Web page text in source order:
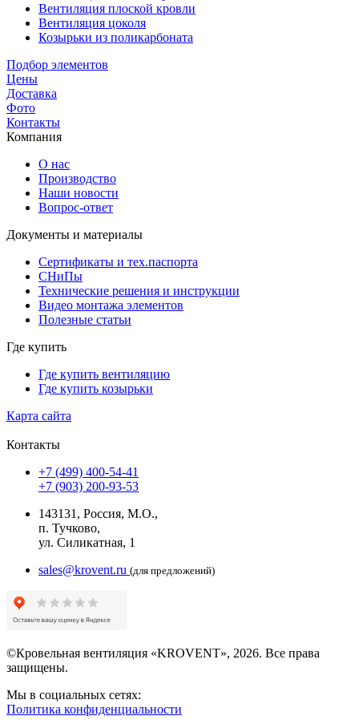
Вентиляция плоской кровли
Вентиляция цоколя
Козырьки из поликарбоната
Подбор элементов
Цены
Доставка
Фото
Контакты
Компания
О нас
Производство
Наши новости
Вопрос-ответ
Документы и материалы
Сертификаты и тех.паспорта
СНиПы
Технические решения и инструкции
Видео монтажа элементов
Полезные статьи
Где купить
Где купить вентиляцию
Где купить козырьки
Карта сайта
Контакты
+7 (499) 400-54-41
+7 (903) 200-93-53
143131, Россия, М.О.,
п. Тучково,
ул. Силикатная, 1
sales@krovent.ru (для предложений)
©Кровельная вентиляция «KROVENT», 2026. Все права
защищены.
Мы в социальных сетях:
Политика конфиденциальности